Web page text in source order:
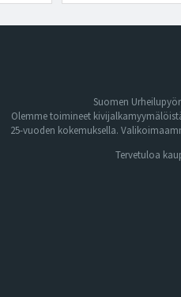
Suomen
Olemme toimineet
25-vuoden kokemuksella.
Tervetuloa